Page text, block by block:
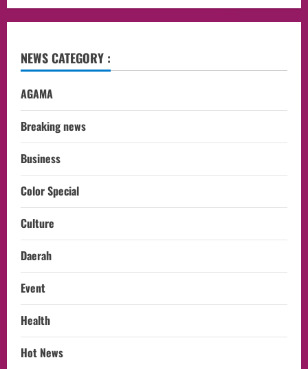
NEWS CATEGORY :
AGAMA
Breaking news
Business
Color Special
Culture
Daerah
Event
Health
Hot News